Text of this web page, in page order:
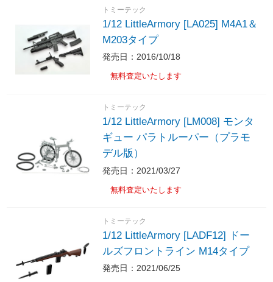
トミーテック
1/12 LittleArmory [LA025] M4A1＆
M203タイプ
発売日：2016/10/18
無料査定いたします
トミーテック
1/12 LittleArmory [LM008] モンタ
ギュー パラトルーパー（プラモ
デル版）
発売日：2021/03/27
無料査定いたします
トミーテック
1/12 LittleArmory [LADF12] ドー
ルズフロントライン M14タイプ
発売日：2021/06/25